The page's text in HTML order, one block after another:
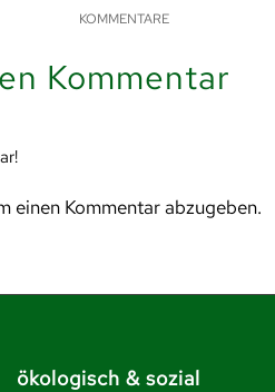
KOMMENTARE
Kommentar
einen Kommentar abzugeben.
ökologisch & sozial